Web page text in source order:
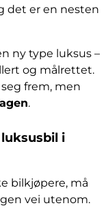
det er en nesten
ny type luksus –
og målrettet.
frem, men
.
i
bilkjøpere, må
vei utenom.